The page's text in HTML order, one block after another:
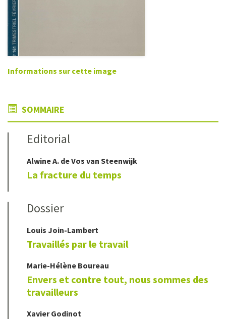
Informations sur cette image
SOMMAIRE
Editorial
Alwine A. de Vos van Steenwijk
La fracture du temps
Dossier
Louis Join-Lambert
Travaillés par le travail
Marie-Hélène Boureau
Envers et contre tout, nous sommes des
travailleurs
XavierGodinot